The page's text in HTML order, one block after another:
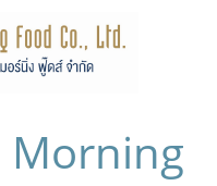
Morning